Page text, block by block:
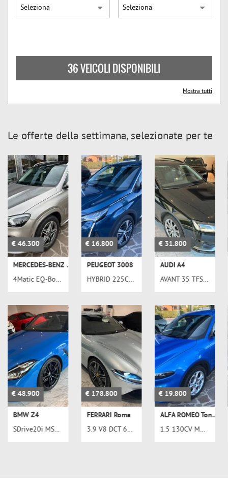
36 VEICOLI DISPONIBILI
Mostra tutti
Le offerte della settimana, selezionate per te
€ 46.300
MERCEDES-BENZ GLE 450
4Matic EQ-Boost Premium AMG 367cv 9G-Tronic
€ 48.900
BMW Z4
SDrive20i MSport 197cv StepTronic Shadow
€ 16.800
PEUGEOT 3008
HYBRID 225CV e-EAT8 ALLURE PLUG-IN
€ 178.800
FERRARI Roma
3.9 V8 DCT 620CV
€ 31.800
AUDI A4
AVANT 35 TFSI S-TRONIC 150CV BUSINESS ADVANCED
€ 19.800
ALFA ROMEO Tonale
1.5 130CV MHEV TCT7 SPRINT